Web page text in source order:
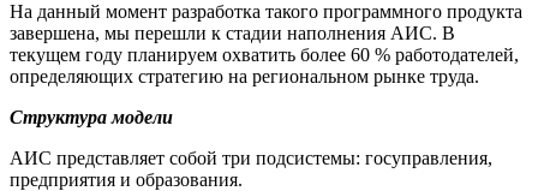
На данный момент разработка такого программного продукта
завершена, мы перешли к стадии наполнения АИС. В
текущем году планируем охватить более 60 % работодателей,
определяющих стратегию на региональном рынке труда.
Структура модели
АИС представляет собой три подсистемы: госуправления,
предприятия и образования.